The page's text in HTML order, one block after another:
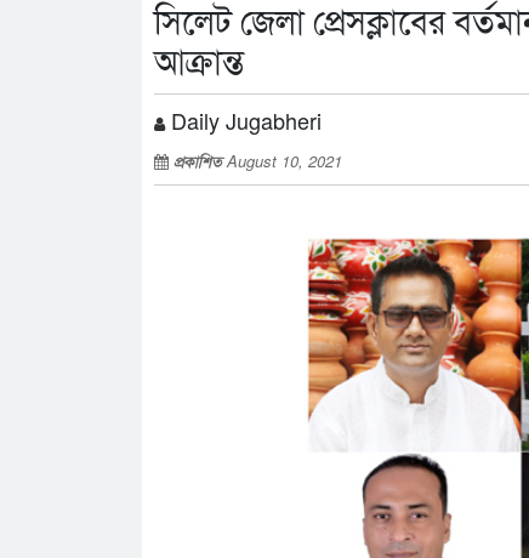
সিলেট জেলা প্রেসক্লাবের
আক্রান্ত
Daily Jugabheri
প্রকাশিতAugust 10, 2021